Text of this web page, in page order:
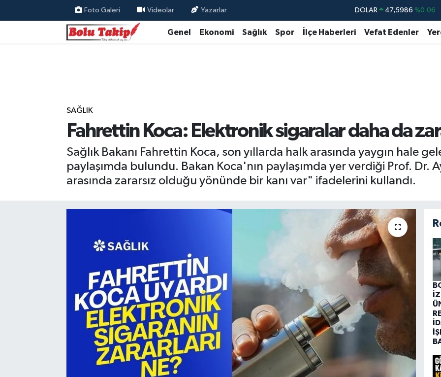
Foto Galeri Videolar Yazarlar DOLAR 47,5986 %0.06
EURO 55,0700 %0.1
Genel Ekonomi Sağlık Spor İlçe Haberleri Vefat Edenler
SAĞLIK
Fahrettin Koca: Elektronik sigaralar daha da
Sağlık Bakanı Fahrettin Koca, son yıllarda halk arasında yaygın hale
paylaşımda bulundu. Bakan Koca'nın paylaşımda yer verdiği Prof. Dr.
arasında zararsız olduğu yönünde bir kanı var" ifadelerini kullandı.